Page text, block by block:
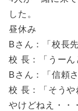
した。
昼休み
Bさん：「校長
校 長：「うーん
Bさん：「信頼
校 長：「そう
やけどねえ・・